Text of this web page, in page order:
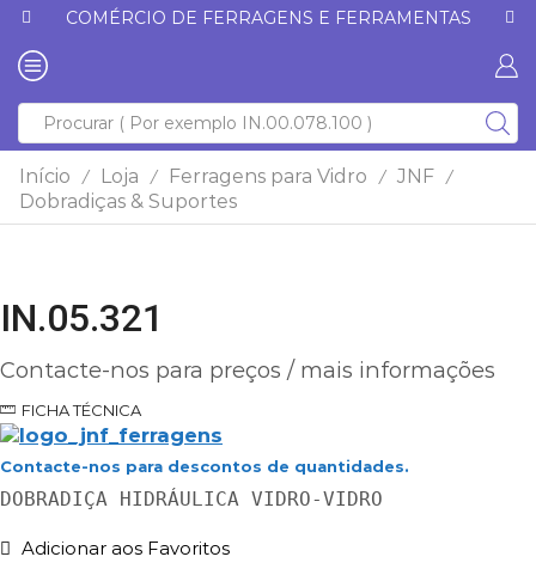
COMÉRCIO DE FERRAGENS E FERRAMENTAS
Início / Loja / Ferragens para Vidro / JNF /
Dobradiças & Suportes
IN.05.321
Contacte-nos para preços / mais informações
FICHA TÉCNICA
Contacte-nos para descontos de quantidades.
DOBRADIÇA HIDRÁULICA VIDRO-VIDRO
Adicionar aos Favoritos